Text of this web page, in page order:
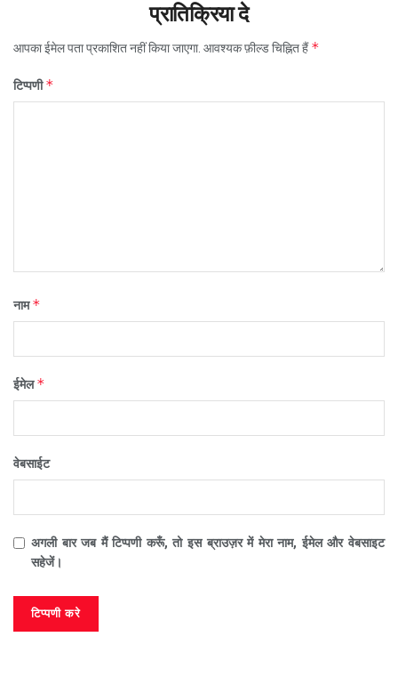
प्रातिक्रिया दे
आपका ईमेल पता प्रकाशित नहीं किया जाएगा. आवश्यक फ़ील्ड चिह्नित हैं*
टिप्पणी*
नाम*
ईमेल*
वेबसाईट
अगली बार जब मैं टिप्पणी करूँ, तो इस ब्राउज़र में मेरा नाम, ईमेल और वेबसाइट
सहेजें।